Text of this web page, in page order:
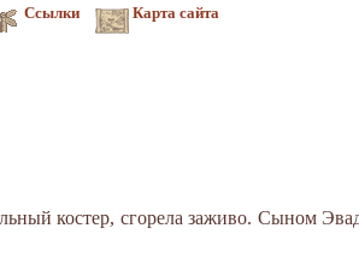
Ссылки Карта сайта
костер, сгорела заживо. Сыном